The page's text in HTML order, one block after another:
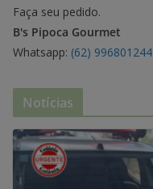
Faça seu pedido.
B's Pipoca Gourmet
Whatsapp: (62) 996801244
Notícias